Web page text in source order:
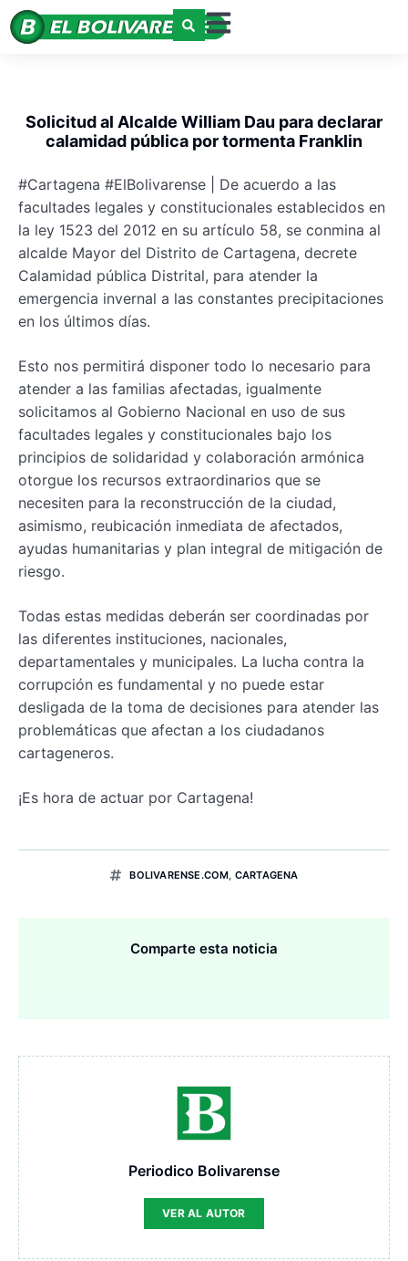
Solicitud al Alcalde William Dau para declarar
calamidad pública por tormenta Franklin
#Cartagena #ElBolivarense | De acuerdo a las
facultades legales y constitucionales establecidos en
la ley 1523 del 2012 en su artículo 58, se conmina al
alcalde Mayor del Distrito de Cartagena, decrete
Calamidad pública Distrital, para atender la
emergencia invernal a las constantes precipitaciones
en los últimos días.
Esto nos permitirá disponer todo lo necesario para
atender a las familias afectadas, igualmente
solicitamos al Gobierno Nacional en uso de sus
facultades legales y constitucionales bajo los
principios de solidaridad y colaboración armónica
otorgue los recursos extraordinarios que se
necesiten para la reconstrucción de la ciudad,
asimismo, reubicación inmediata de afectados,
ayudas humanitarias y plan integral de mitigación de
riesgo.
Todas estas medidas deberán ser coordinadas por
las diferentes instituciones, nacionales,
departamentales y municipales. La lucha contra la
corrupción es fundamental y no puede estar
desligada de la toma de decisiones para atender las
problemáticas que afectan a los ciudadanos
cartageneros.
¡Es hora de actuar por Cartagena!
BOLIVARENSE.COM, CARTAGENA
Comparte esta noticia
Periodico Bolivarense
VER AL AUTOR